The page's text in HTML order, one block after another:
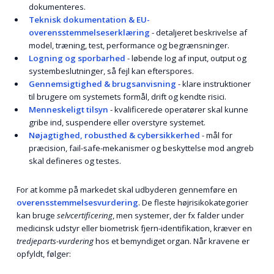
dokumenteres.
Teknisk dokumentation & EU-
overensstemmelseserklæring - detaljeret beskrivelse af
model, træning, test, performance og begrænsninger.
Logning og sporbarhed - løbende log af input, output og
systembeslutninger, så fejl kan efterspores.
Gennemsigtighed & brugsanvisning - klare instruktioner
til brugere om systemets formål, drift og kendte risici.
Menneskeligt tilsyn - kvalificerede operatører skal kunne
gribe ind, suspendere eller overstyre systemet.
Nøjagtighed, robusthed & cybersikkerhed - mål for
præcision, fail-safe-mekanismer og beskyttelse mod angreb
skal defineres og testes.
For at komme på markedet skal udbyderen gennemføre en
overensstemmelsesvurdering. De fleste højrisikokategorier
kan bruge selvcertificering, men systemer, der fx falder under
medicinsk udstyr eller biometrisk fjern-identifikation, kræver en
tredjeparts-vurderinghos et bemyndiget organ. Når kravene er
opfyldt, følger: